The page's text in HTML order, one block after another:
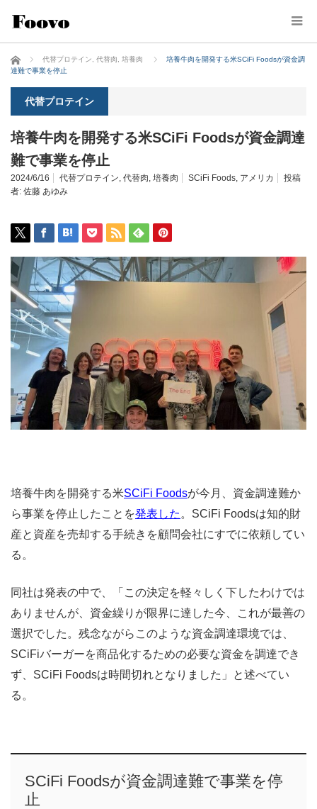
ホーム 代替プロテイン 代替肉 培養肉
培養牛肉を開発する米SCiFi Foodsが資金調
達難で事業を停止
代替プロテイン
培養牛肉を開発する米SCiFi Foodsが資金調達
難で事業を停止
2024/6/16 代替プロテイン, 代替肉, 培養肉 SCiFi Foods, アメリカ
投稿
者: 佐藤 あゆみ
培養牛肉を開発する米SCiFi Foodsが今月、資金調達難か
ら事業を停止したことを発表した。SCiFi Foodsは知的財
産と資産を売却する手続きを顧問会社にすでに依頼してい
る。
同社は発表の中で、「この決定を軽々しく下したわけでは
ありませんが、資金繰りが限界に達した今、これが最善の
選択でした。残念ながらこのような資金調達環境では、
SCiFiバーガーを商品化するための必要な資金を調達でき
ず、SCiFi Foodsは時間切れとなりました」と述べてい
る。
SCiFi Foodsが資金調達難で事業を停
止